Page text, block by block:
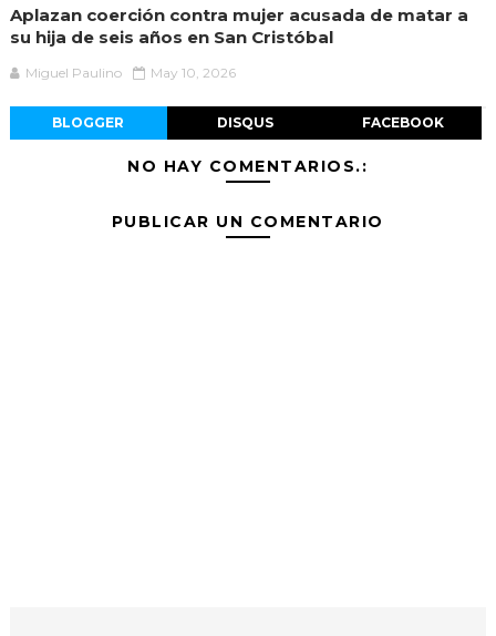
Aplazan coerción contra mujer acusada de matar a
su hija de seis años en San Cristóbal
Miguel Paulino May 10, 2026
BLOGGER DISQUS FACEBOOK
NO HAY COMENTARIOS.:
PUBLICAR UN COMENTARIO